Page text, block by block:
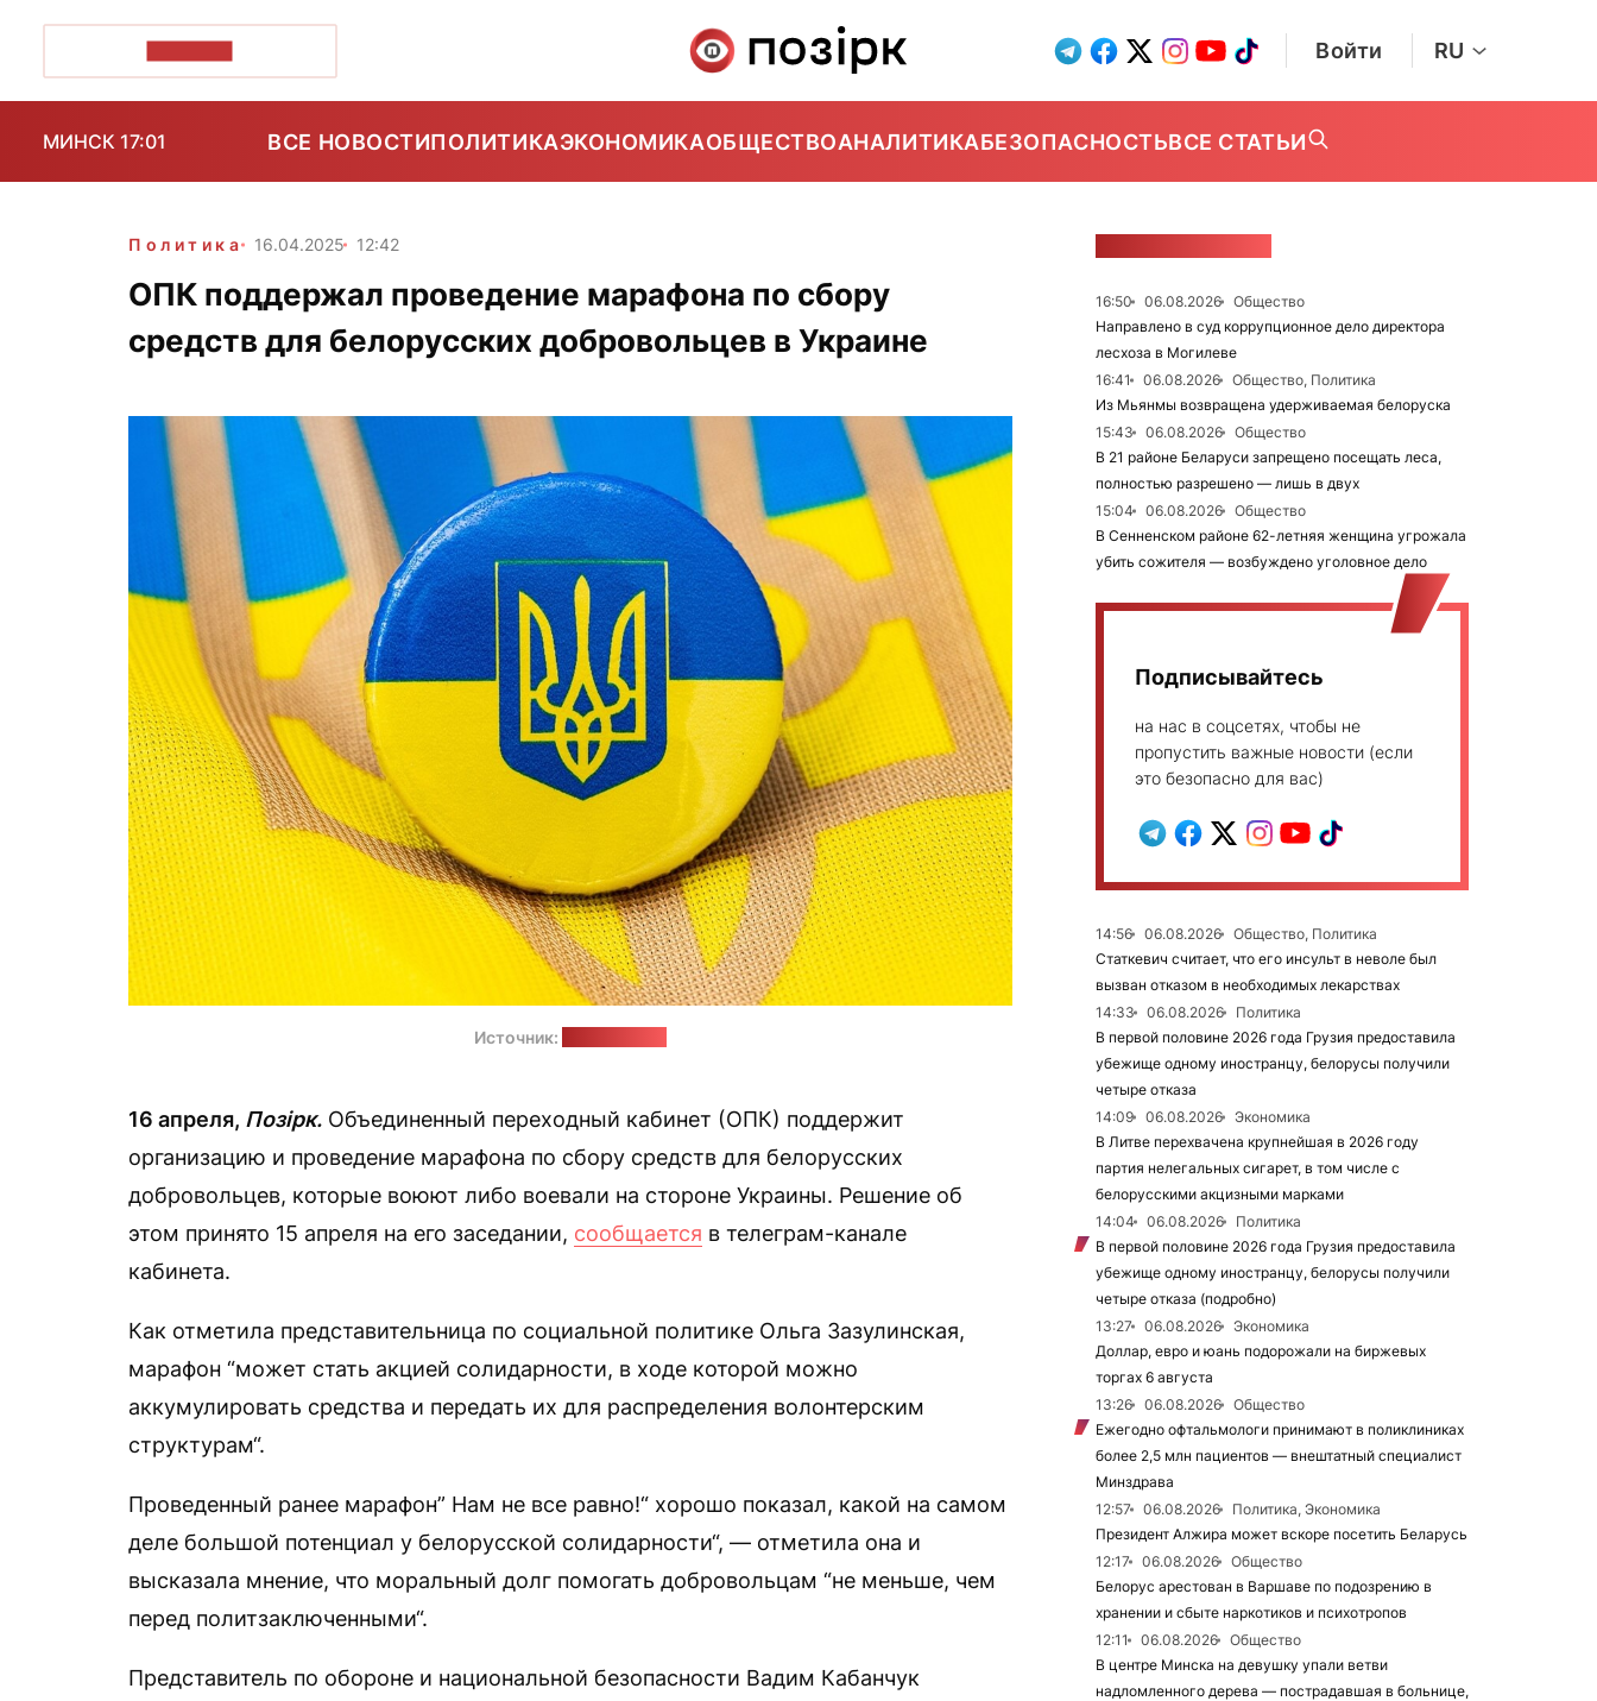
Войти RU
МИНСК 17:01 ВСЕ НОВОСТИПОЛИТИКАЭКОНОМИКАОБЩЕСТВОАНАЛИТИКАБЕЗОПАСНОСТЬВСЕ СТАТЬИ
Политика 16.04.2025 12:42
ОПК поддержал проведение марафона по сбору
средств для белорусских добровольцев в Украине
Источник:
16 апреля, Позірк. Объединенный переходный кабинет (ОПК) поддержит
организацию и проведение марафона по сбору средств для белорусских
добровольцев, которые воюют либо воевали на стороне Украины. Решение об
этом принято 15 апреля на его заседании, сообщается в телеграм-канале
кабинета.
Как отметила представительница по социальной политике Ольга Зазулинская,
марафон “может стать акцией солидарности, в ходе которой можно
аккумулировать средства и передать их для распределения волонтерским
структурам“.
Проведенный ранее марафон” Нам не все равно!“ хорошо показал, какой на самом
деле большой потенциал у белорусской солидарности“, — отметила она и
высказала мнение, что моральный долг помогать добровольцам “не меньше, чем
перед политзаключенными“.
Представитель по обороне и национальной безопасности Вадим Кабанчук
16:50 06.08.2026
Общество
Направлено в суд коррупционное дело директора
лесхоза в Могилеве
16:41
06.08.2026
Общество, Политика
Из Мьянмы возвращена удерживаемая белоруска
15:43
06.08.2026
Общество
В 21 районе Беларуси запрещено посещать леса,
полностью разрешено — лишь в двух
15:04
06.08.2026
Общество
В Сенненском районе 62-летняя женщина угрожала
убить сожителя — возбуждено уголовное дело
Подписывайтесь
на нас в соцсетях, чтобы не
пропустить важные новости (если
это безопасно для вас)
14:56 06.08.2026
Общество, Политика
Статкевич считает, что его инсульт в неволе был
вызван отказом в необходимых лекарствах
14:33
06.08.2026
Политика
В первой половине 2026 года Грузия предоставила
убежище одному иностранцу, белорусы получили
четыре отказа
14:09
06.08.2026
Экономика
В Литве перехвачена крупнейшая в 2026 году
партия нелегальных сигарет, в том числе с
белорусскими акцизными марками
14:04
06.08.2026
Политика
В первой половине 2026 года Грузия предоставила
убежище одному иностранцу, белорусы получили
четыре отказа (подробно)
13:27
06.08.2026
Экономика
Доллар, евро и юань подорожали на биржевых
торгах 6 августа
13:26
06.08.2026
Общество
Ежегодно офтальмологи принимают в поликлиниках
более 2,5 млн пациентов — внештатный специалист
Минздрава
12:57
06.08.2026
Политика, Экономика
Президент Алжира может вскоре посетить Беларусь
12:17
06.08.2026
Общество
Белорус арестован в Варшаве по подозрению в
хранении и сбыте наркотиков и психотропов
12:11
06.08.2026
Общество
В центре Минска на девушку упали ветви
надломленного дерева — пострадавшая в больнице,